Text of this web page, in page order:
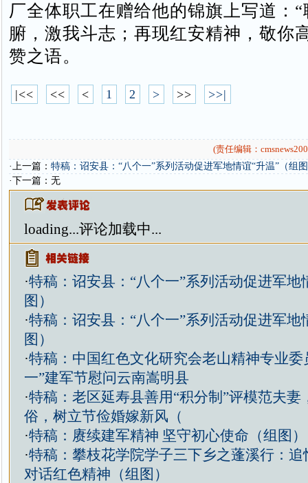
厂全体职工在赠给他的锦旗上写道：
腑，激我斗志；再现红安精神，敬你
赞之语。
|<< << < 1 2 > >> >>|
(责任编辑：
·上一篇： 特稿：诏安县：“八个一”系列活动促进军地情谊“升温”（组
·下一篇：无
loading...评论加载中...
·特稿：诏安县：“八个一”系列活动促进军地
图）
·特稿：诏安县：“八个一”系列活动促进军地
图）
·特稿：中国红色文化研究会老山精神专业委
一”建军节慰问云南嵩明县
·特稿：老区延寿县善用“积分制”评模范夫妻
俗，树立节俭婚嫁新风（
·特稿：赓续建军精神 坚守初心使命（组图）
·特稿：攀枝花学院学子三下乡之蓬溪行：追
对话红色精神（组图）